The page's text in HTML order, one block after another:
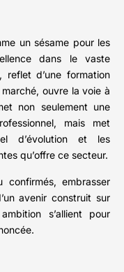
un sésame pour les
dans le vaste
reflet d’une formation
ouvre la voie à
non seulement une
mais met
d’évolution et les
qu’offre ce secteur.
confirmés, embrasser
avenir construit sur
s’allient pour